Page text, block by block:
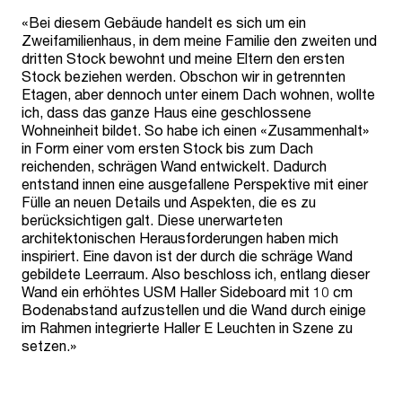
«Bei diesem Gebäude handelt es sich um ein
Zweifamilienhaus, in dem meine Familie den zweiten und
dritten Stock bewohnt und meine Eltern den ersten
Stock beziehen werden. Obschon wir in getrennten
Etagen, aber dennoch unter einem Dach wohnen, wollte
ich, dass das ganze Haus eine geschlossene
Wohneinheit bildet. So habe ich einen «Zusammenhalt»
in Form einer vom ersten Stock bis zum Dach
reichenden, schrägen Wand entwickelt. Dadurch
entstand innen eine ausgefallene Perspektive mit einer
Fülle an neuen Details und Aspekten, die es zu
berücksichtigen galt. Diese unerwarteten
architektonischen Herausforderungen haben mich
inspiriert. Eine davon ist der durch die schräge Wand
gebildete Leerraum. Also beschloss ich, entlang dieser
Wand ein erhöhtes USM Haller Sideboard mit 10 cm
Bodenabstand aufzustellen und die Wand durch einige
im Rahmen integrierte Haller E Leuchten in Szene zu
setzen.»